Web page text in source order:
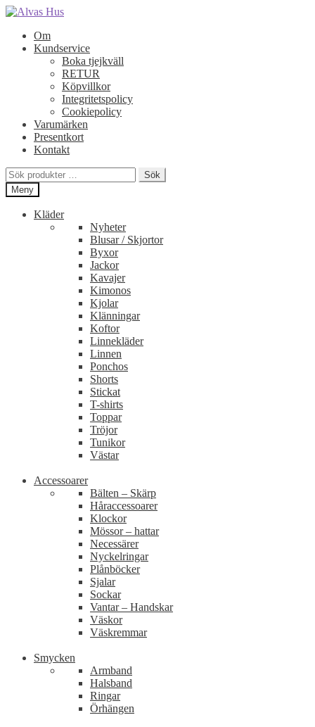
Hoppa
navigering
Hoppa
innehållOm
Kundservice
Boka tjejkväll
RETUR
Köpvillkor
Integritetspolicy
Cookiepolicy
Varumärken
Presentkort
Kontakt
Sök
efter:
Sök
Meny
Kläder
Nyheter
Blusar / Skjortor
Byxor
Jackor
Kavajer
Kimonos
Kjolar
Klänningar
Koftor
Linnekläder
Linnen
Ponchos
Shorts
Stickat
T-shirts
Toppar
Tröjor
Tunikor
Västar
Accessoarer
Bälten – Skärp
Håraccessoarer
Klockor
Mössor – hattar
Necessärer
Nyckelringar
Plånböcker
Sjalar
Sockar
Vantar – Handskar
Väskor
Väskremmar
Smycken
Armband
Halsband
Ringar
Örhängen